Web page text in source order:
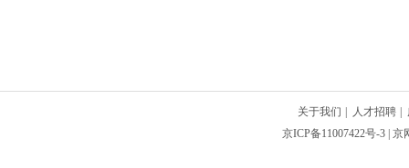
关于我们 人才招聘
京ICP备11007422号-3 |